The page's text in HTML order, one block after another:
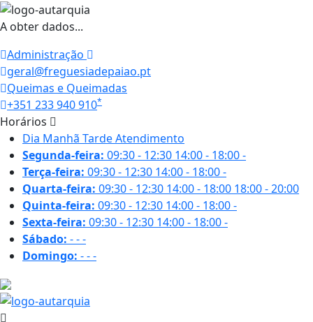
A obter dados...
Administração
geral@freguesiadepaiao.pt
Queimas e Queimadas
+351 233 940 910*
Horários
Dia Manhã TardeAtendimento
Segunda-feira: 09:30 - 12:30 14:00 - 18:00-
Terça-feira: 09:30 - 12:30 14:00 - 18:00-
Quarta-feira: 09:30 - 12:30 14:00 - 18:00 18:00 - 20:00
Quinta-feira: 09:30 - 12:30 14:00 - 18:00-
Sexta-feira: 09:30 - 12:30 14:00 - 18:00-
Sábado: ---
Domingo: ---